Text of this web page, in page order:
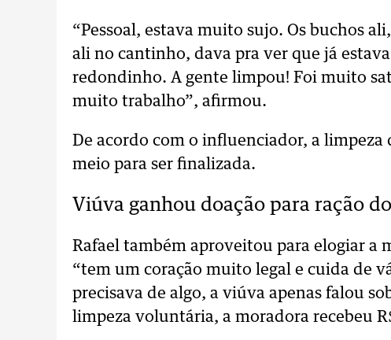
“Pessoal, estava muito sujo. Os buchos
ali no cantinho, dava pra ver que já
redondinho. A gente limpou! Foi muito
muito trabalho”, afirmou.
De acordo com o influenciador, a
meio para ser finalizada.
Viúva ganhou doação para ração
Rafael também aproveitou para elogiar a
“tem um coração muito legal e cuida de
precisava de algo, a viúva apenas falou
limpeza voluntária, a moradora recebeu